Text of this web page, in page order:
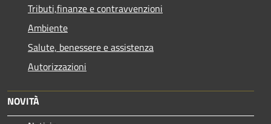
Tributi,finanze e contravvenzioni
Ambiente
Salute, benessere e assistenza
Autorizzazioni
NOVITÀ